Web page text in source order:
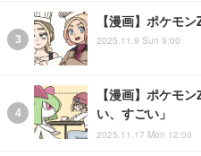
【漫画】ポケモ
2025.11.9 Sun 9:00
【漫画】ポケモ
い、すごい」
2025.11.17 Mon 12:00